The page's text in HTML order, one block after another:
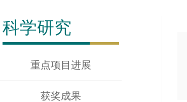
科学研究
重点项目进展
获奖成果